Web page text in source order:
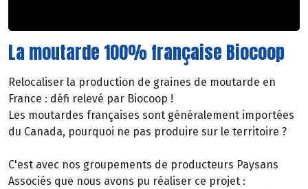
La moutarde 100% française Biocoop
Relocaliser la production de graines de moutarde en
France : défi relevé par Biocoop !
Les moutardes françaises sont généralement importées
du Canada, pourquoi ne pas produire sur le territoire ?
C'est avec nos groupements de producteurs Paysans
Associés que nous avons pu réaliser ce projet :